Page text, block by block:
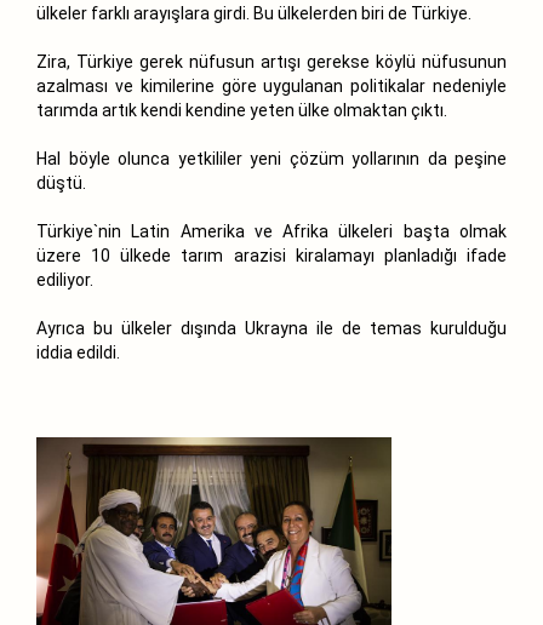
ülkeler farklı arayışlara girdi. Bu ülkelerden biri de Türkiye.
Zira, Türkiye gerek nüfusun artışı gerekse köylü nüfusunun
azalması ve kimilerine göre uygulanan politikalar nedeniyle
tarımda artık kendi kendine yeten ülke olmaktan çıktı.
Hal böyle olunca yetkililer yeni çözüm yollarının da peşine
düştü.
Türkiye`nin Latin Amerika ve Afrika ülkeleri başta olmak
üzere 10 ülkede tarım arazisi kiralamayı planladığı ifade
ediliyor.
Ayrıca bu ülkeler dışında Ukrayna ile de temas kurulduğu
iddia edildi.